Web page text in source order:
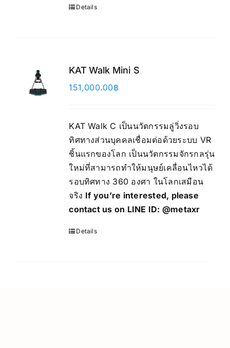
Details
KAT Walk Mini S
151,000.00฿
KAT Walk C เป็นนวัตกรรมลู่วิ่งรอบ
ทิศทางส่วนบุคคลเชื่อมต่อด้วยระบบ VR
ชิ้นแรกของโลก เป็นนวัตกรรมจักรกลรุ่น
ใหม่ที่สามารถทำให้มนุษย์เคลื่อนไหวได้
รอบทิศทาง 360 องศา ในโลกเสมือน
จริง If you’re interested, please
contact us on LINE ID: @metaxr
Details